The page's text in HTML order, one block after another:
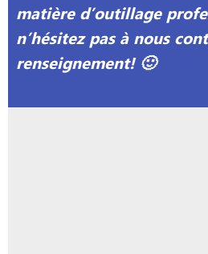
matière d’outillage
n’hésitez pas à nous
renseignement! 🙂